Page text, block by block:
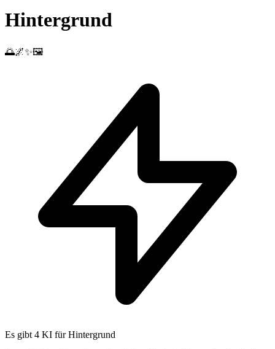
Hintergrund
🌅🌌✨🖼️
Es gibt 4 KI für Hintergrund